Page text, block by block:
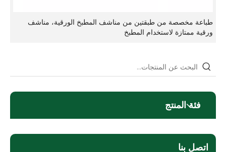
طباعة مخصصة من طبقتين من مناشف المطبخ الورقية، مناشف
ورقية ممتازة لاستخدام المطبخ
فئة المنتج
اتصل بنا